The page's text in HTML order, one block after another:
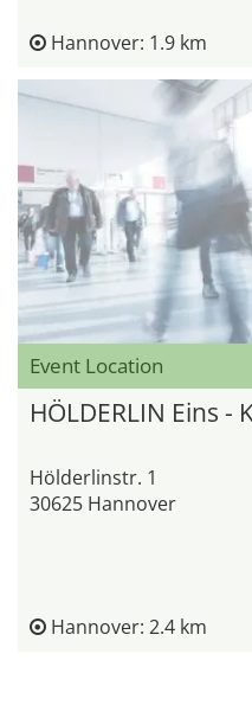
Hannover: 1.9 km
Event Location
HÖLDERLIN Eins -
Hölderlinstr. 1
30625 Hannover
Hannover: 2.4 km